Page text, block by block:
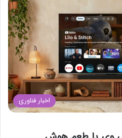
اخبار فناوری